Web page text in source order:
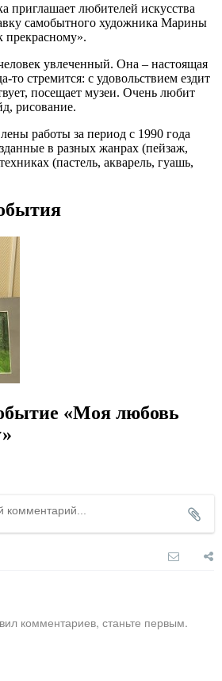
приглашает любителей искусства
самобытного художника Марины
увлеченный. Она – настоящая
то стремится: с удовольствием ездит
посещает музеи. Очень любит
рисование.
работы за период с 1990 года
в разных жанрах (пейзаж,
(пастель, акварель, гуашь,
«Моя любовь
комментариев, станьте первым.